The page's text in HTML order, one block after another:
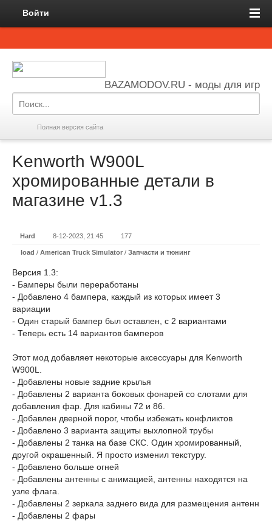
Войти
BAZAMODOV.RU - моды для игр
Полная версия сайта
Kenworth W900L
хромированные детали в
магазине v1.3
Hard 8-12-2023, 21:45 177
load / American Truck Simulator / Запчасти и тюнинг
Версия 1.3:
- Бамперы были переработаны
- Добавлено 4 бампера, каждый из которых имеет 3
вариации
- Один старый бампер был оставлен, с 2 вариантами
- Теперь есть 14 вариантов бамперов
Этот мод добавляет некоторые аксессуары для Kenworth
W900L.
- Добавлены новые задние крылья
- Добавлены 2 варианта боковых фонарей со слотами для
добавления фар. Для кабины 72 и 86.
- Добавлен дверной порог, чтобы избежать конфликтов
- Добавлено 3 варианта защиты выхлопной трубы
- Добавлены 2 танка на базе СКС. Один хромированный,
другой окрашенный. Я просто изменил текстуру.
- Добавлено больше огней
- Добавлены антенны с анимацией, антенны находятся на
узле флага.
- Добавлены 2 зеркала заднего вида для размещения антенн
- Добавлены 2 фары